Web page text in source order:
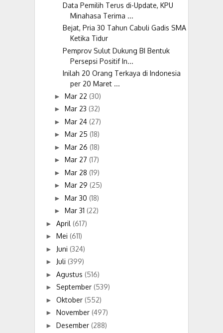
Data Pemilih Terus di-Update, KPU
Minahasa Terima ...
Bejat, Pria 30 Tahun Cabuli Gadis SMA
Ketika Tidur
Pemprov Sulut Dukung BI Bentuk
Persepsi Positif In...
Inilah 20 Orang Terkaya di Indonesia
per 20 Maret ...
► Mar 22 (30)
► Mar 23 (32)
► Mar 24 (27)
► Mar 25 (18)
► Mar 26 (18)
► Mar 27 (17)
► Mar 28 (19)
► Mar 29 (25)
► Mar 30 (18)
► Mar 31 (22)
► April (617)
► Mei (611)
► Juni (324)
► Juli (399)
► Agustus (516)
► September (539)
► Oktober (552)
► November (497)
► Desember (288)